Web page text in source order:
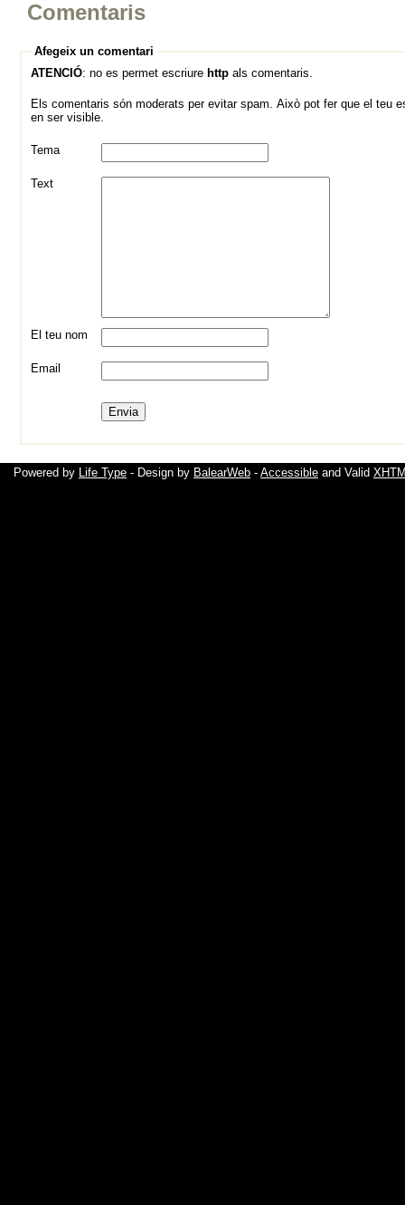
Comentaris
Afegeix un comentari
ATENCIÓ: no es permet escriure http als comentaris.
Els comentaris són moderats per evitar spam. Això pot fer que el teu
en ser visible.
Tema
Text
El teu nom
Email
Powered by Life Type - Design by BalearWeb - Accessible and Valid